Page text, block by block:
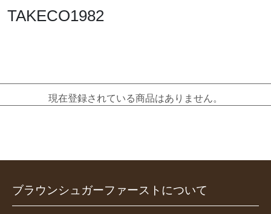
TAKECO1982
現在登録されている商品はありません。
ブラウンシュガーファーストについて